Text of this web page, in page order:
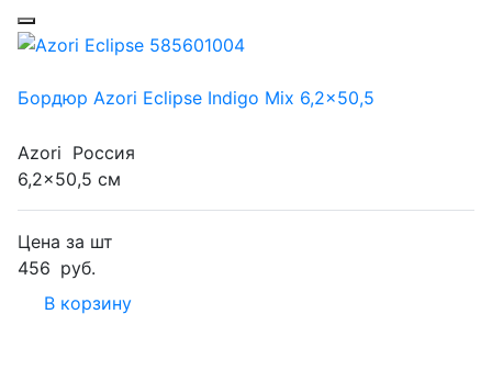
Бордюр Azori Eclipse Indigo Mix 6,2x50,5
Azori Россия
6,2x50,5 см
Цена за шт
456 руб.
В корзину